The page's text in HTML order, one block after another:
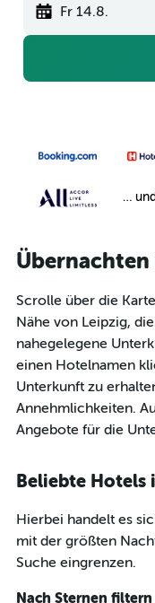
Fr 14.8.
…
Scrolle über die
Nähe von Leipzig,
nahegelegene
einen Hotelnamen
Unterkunft zu
Annehmlichkeiten.
Angebote für die
Beliebte Hotels
Hierbei handelt es
mit der größten
Suche eingrenzen.
Nach Sternen filtern